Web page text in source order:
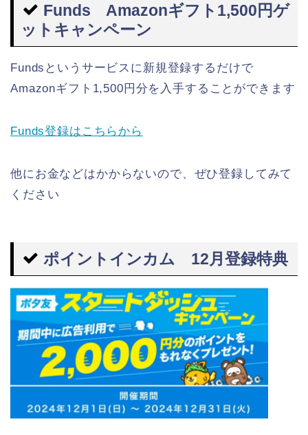
Funds Amazonギフト1,500円ゲ
ットキャンペーン
Fundsというサービスに新規登録するだけで
Amazonギフト1,500円分を入手することができます
Funds登録はこちらから
他にお金などはかからないので、ぜひ登録してみて
ください
ポイントインカム 12月登録特典